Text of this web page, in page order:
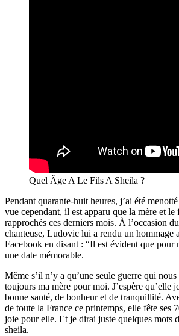
Quel Âge A Le Fils A Sheila ?
Pendant quarante-huit heures, j’ai été
vue cependant, il est apparu que la mère et le
rapprochés ces derniers mois. À l’occasion
chanteuse, Ludovic lui a rendu un hommage
Facebook en disant : “Il est évident que pour
une date mémorable.
Même s’il n’y a qu’une seule guerre qui
toujours ma mère pour moi. J’espère qu’elle
bonne santé, de bonheur et de tranquillité.
de toute la France ce printemps, elle fête ses
joie pour elle. Et je dirai juste quelques mots
sheila.